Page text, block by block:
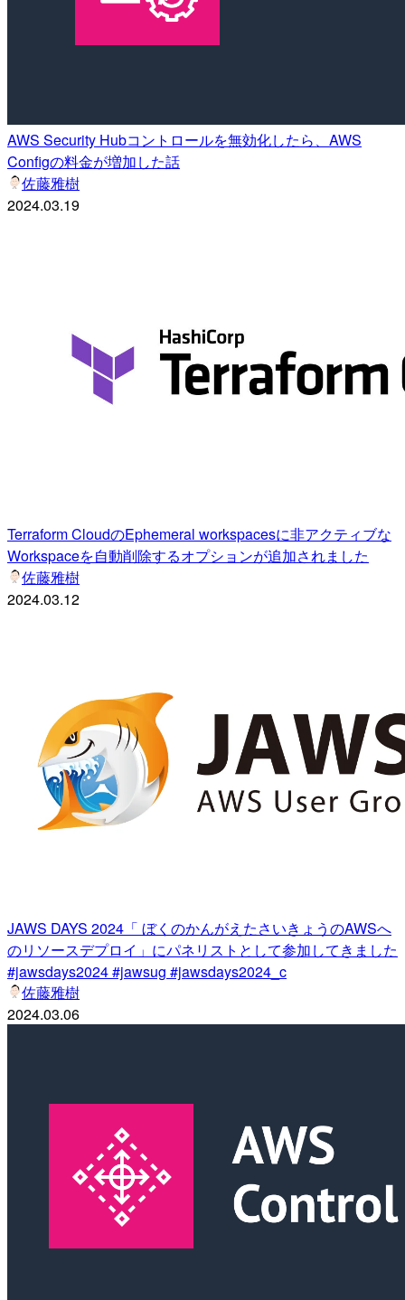
AWS Security Hubコントロールを無効化したら、AWS
Configの料金が増加した話
佐藤雅樹
2024.03.19
Terraform CloudのEphemeral workspacesに非アクティブな
Workspaceを自動削除するオプションが追加されました
佐藤雅樹
2024.03.12
JAWS DAYS 2024「 ぼくのかんがえたさいきょうのAWSへ
のリソースデプロイ」にパネリストとして参加してきました
#jawsdays2024 #jawsug #jawsdays2024_c
佐藤雅樹
2024.03.06